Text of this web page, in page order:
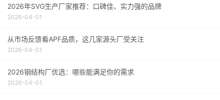
2026年SVG生产厂家推荐：口碑佳、实力强的品牌
2026-04-01
从市场反馈看APF品质，这几家源头厂受关注
2026-04-01
2026钢结构厂优选：哪些能满足你的需求
2026-04-01